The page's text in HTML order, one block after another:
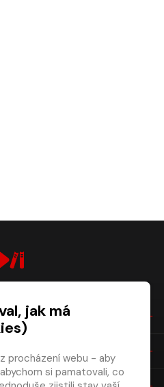
jak má
procházení webu - aby
si pamatovali, co